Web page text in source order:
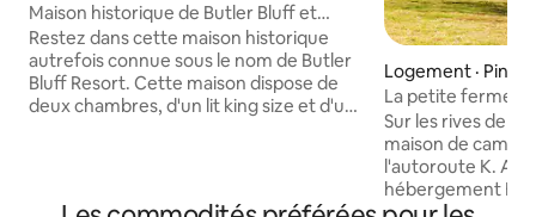
Maison historique de Butler Bluff et
ferme avec sentiers de randonnée
Restez dans cette maison historique
autrefois connue sous le nom de Butler
Bluff Resort. Cette maison dispose de
deux chambres, d'un lit king size et d'un
Logement ·
La petite ferme
Sur les rives de
maison de
l'autoroute K.
hébergement Big
des canoës, du